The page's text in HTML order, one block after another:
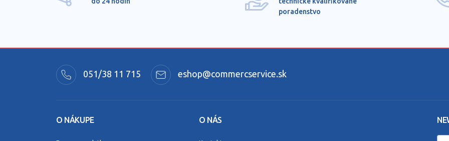
poradenstvo
051/38 11 715 eshop@commercservice.sk
O NÁKUPE O NÁS